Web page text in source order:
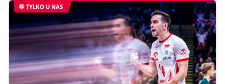
TYLKO U NAS